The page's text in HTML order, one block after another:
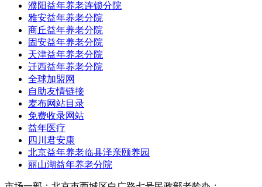
濮阳益年养老连锁分院
雅安益年养老分院
商丘益年养老分院
固安益年养老分院
天津益年养老分院
迁西益年养老分院
全球加盟网
自助友情链接
麦布网站目录
免费收录网站
益年医疗
四川君安康
北京益年养老临县泽亲颐养园
丽山湖益年养老分院